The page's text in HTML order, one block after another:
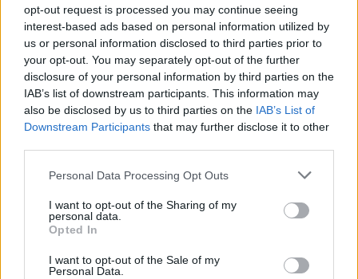
opt-out request is processed you may continue seeing
interest-based ads based on personal information utilized by
us or personal information disclosed to third parties prior to
your opt-out. You may separately opt-out of the further
disclosure of your personal information by third parties on the
IAB’s list of downstream participants. This information may
also be disclosed by us to third parties on the IAB’s List of
Downstream Participants that may further disclose it to other
Please note that this website/app uses one or more Google
not limited to your visit or usage behaviour. You may click to
grant or deny consent to Google and its third-party tags to
use your data for below specified purposes in below Google
consent section.
Personal Data Processing Opt Outs
I want to opt-out of the Sharing of my
personal data.
Opted In
I want to opt-out of the Sale of my
Personal Data.
Szintén januárban két világhírű amerikai
balettmester érkezik Budapestre. Judy Fugate
és Patricia Barker a jövő tavaszi
balettpremier, a Balachine-balettek
betanításában lesznek az együttes
segítségére.
Keveházi Gábor balettigazgató elmondta:
„Büszke vagyok és boldog, hiszen az
balettélet igazi vezéralakjait látjuk majd
vendégül, akik örömmel fogadták el
nagyszerű balettmesterek és balettművészek